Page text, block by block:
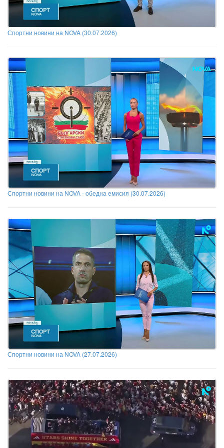
Спортни новини на NOVA (30.07.2026)
Спортни новини на NOVA - обедна емисия (30.07.2026)
Спортни новини на NOVA (27.07.2026)